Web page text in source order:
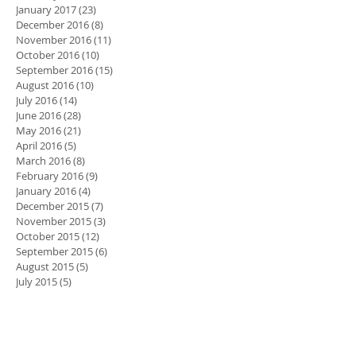
January 2017(23)
December 2016(8)
November 2016(11)
October 2016(10)
September 2016(15)
August 2016(10)
July 2016(14)
June 2016(28)
May 2016(21)
April 2016(5)
March 2016(8)
February 2016(9)
January 2016(4)
December 2015(7)
November 2015(3)
October 2015(12)
September 2015(6)
August 2015(5)
July 2015(5)